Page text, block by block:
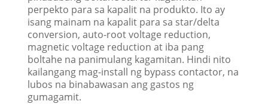
perpekto para sa kapalit na produkto. Ito ay
isang mainam na kapalit para sa star/delta
conversion, auto-root voltage reduction,
magnetic voltage reduction at iba pang
boltahe na panimulang kagamitan. Hindi nito
kailangang mag-install ng bypass contactor, na
lubos na binabawasan ang gastos ng
gumagamit.